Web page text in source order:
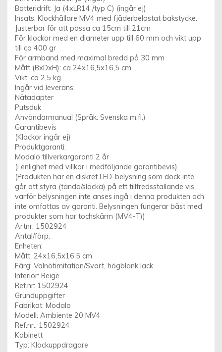
Batteridrift: Ja (4xLR14 /typ C) (ingår ej)
Insats: Klockhållare MV4 med fjäderbelastat bakstycke.
Justerbar för att passa ca 15cm till 21cm
För klockor med en diameter upp till 60 mm och vikt upp
till ca 400 gr
För armband med maximal bredd på 30 mm
Mått (BxDxH): ca 24x16,5x16,5 cm
Vikt: ca 2,5 kg
Ingår vid leverans:
Nätadapter
Putsduk
Användarmanual (Språk: Svenska m.fl.)
Garantibevis
(Klockor ingår ej)
Produktgaranti:
Modalo tillverkargaranti 2 år
(i enlighet med villkor i medföljande garantibevis)
(Produkten har en diskret LED-belysning som dock inte
går att styra (tända/släcka) på ett tillfredsställande vis,
varför belysningen inte anses ingå i denna produkten och
inte omfattas av garanti. Belysningen fungerar bäst med
produkter som har tochskärm (MV4-T))
Artnr: 1502924
Antal/förp:
Enheten:
Mått: 24x16,5x16,5 cm
Färg: Valnötimitation/Svart, högblank lack
Interiör: Beige
Ref.nr: 1502924
Grunduppgifter
Fabrikat: Modalo
Modell: Ambiente 20 MV4
Ref.nr.: 1502924
Kabinett
Typ: Klockuppdragare